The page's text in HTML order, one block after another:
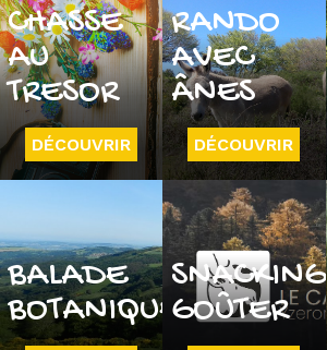
CHASSE
AU
TRESOR
DÉCOUVRIR
RANDO
AVEC
ÂNES
DÉCOUVRIR
BALADE
BOTANIQUE
SNACKING
GOÛTER